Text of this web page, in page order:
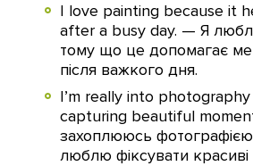
I love painting because it
after a busy day. — Я
тому що це допомагає
після важкого дня.
I’m really into
capturing beautiful
захоплююсь
люблю фіксувати